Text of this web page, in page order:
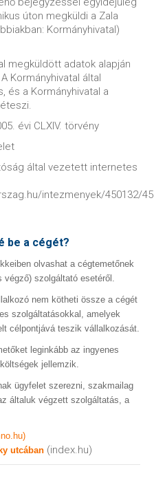
úton megküldi a Zala
Kormányhivatal)
megküldött adatok alapján
Kormányhivatal által
és a Kormányhivatal a
évi CLXIV. törvény
által vezetett internetes
intezmenyek/450132/
be a cégét?
olvashat a cégtemetőnek
szolgáltató esetéről.
nem kötheti össze a cégét
szolgáltatásokkal, amelyek
célpontjává teszik vállalkozását.
leginkább az ingyenes
jellemzik.
ügyfelet szerezni, szakmailag
általuk végzett szolgáltatás, a
utcában (index.hu)